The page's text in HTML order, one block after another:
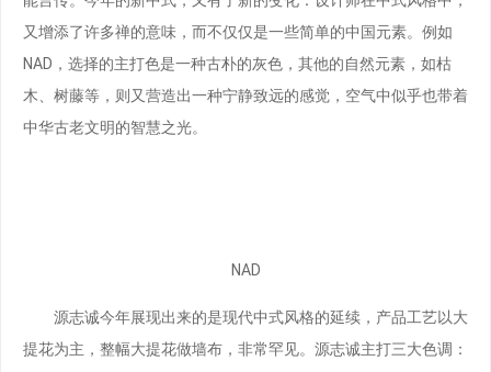
又增添了许多禅的意味，而不仅仅是一些简单的中国元素。例如
NAD，选择的主打色是一种古朴的灰色，其他的自然元素，如枯
木、树藤等，则又营造出一种宁静致远的感觉，空气中似乎也带着
中华古老文明的智慧之光。
NAD
源志诚今年展现出来的是现代中式风格的延续，产品工艺以大
提花为主，整幅大提花做墙布，非常罕见。源志诚主打三大色调：